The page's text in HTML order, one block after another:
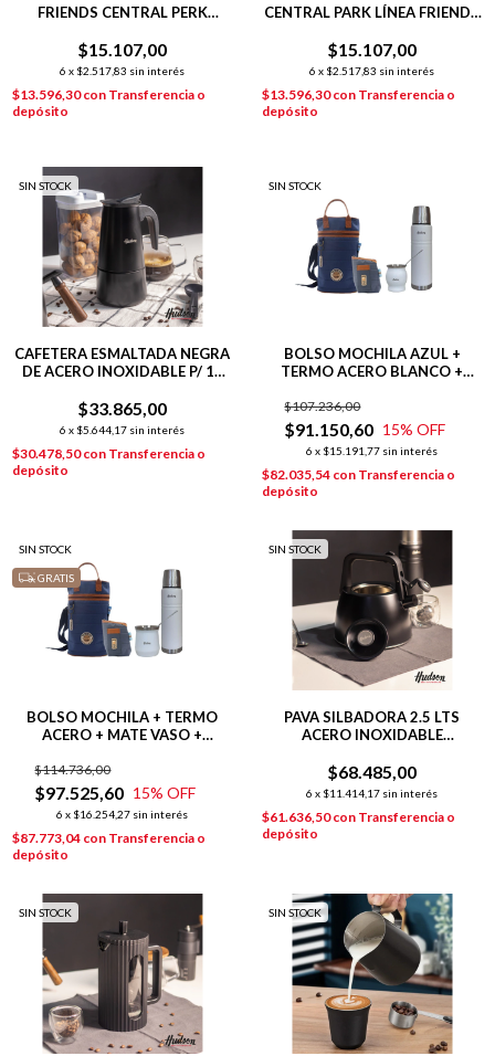
FRIENDS CENTRAL PERK
$15.107,00
6 x $2.517,83 sin interés
$13.596,30con Transferencia o
depósito
CENTRAL PARK LÍNEA FRIENDS
$15.107,00
6 x $2.517,83 sin interés
$13.596,30con Transferencia o
depósito
SIN STOCK
CAFETERA ESMALTADA NEGRA
DE ACERO INOXIDABLE P/ 12
$33.865,00
6 x $5.644,17 sin interés
$30.478,50con Transferencia o
depósito
SIN STOCK
BOLSO MOCHILA AZUL +
TERMO ACERO BLANCO +
YERBERA AZUL
$91.150,60
$107.236,00
15% OFF
6 x $15.191,77 sin interés
$82.035,54 con Transferencia o
depósito
SIN STOCK
GRATIS
BOLSO MOCHILA + TERMO
ACERO + MATE VASO +
$97.525,60
$114.736,00
15% OFF
6 x $16.254,27 sin interés
$87.773,04 con Transferencia o
depósito
SIN STOCK
PAVA SILBADORA 2.5 LTS
ACERO INOXIDABLE
$68.485,00
6 x $11.414,17 sin interés
$61.636,50con Transferencia o
depósito
SIN STOCK SIN STOCK